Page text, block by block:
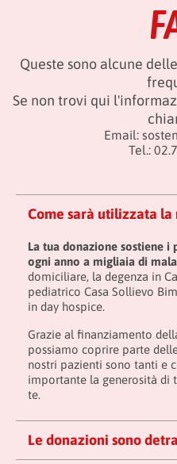
Queste sono alcune
Se non trovi qui
Email:
Tel.:
Come sarà utilizzata la
La tua donazione sostiene
ogni anno a migliaia di
domiciliare, la degenza in
pediatrico Casa Sollievo
in day hospice.
Grazie al finanziamento
possiamo coprire parte
nostri pazienti sono tanti e
importante la generosità di
te.
Le donazioni sono